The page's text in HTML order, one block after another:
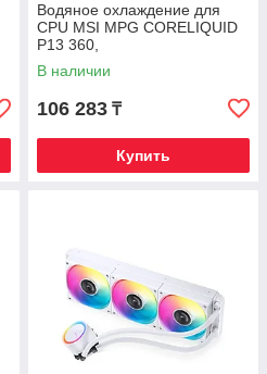
Водяное охлаждение для
CPU MSI MPG CORELIQUID
P13 360,
1700/1851/AM4/AM5, ARGB,
Fan 3x120mm, Белый
В наличии
106 283 ₸
Купить